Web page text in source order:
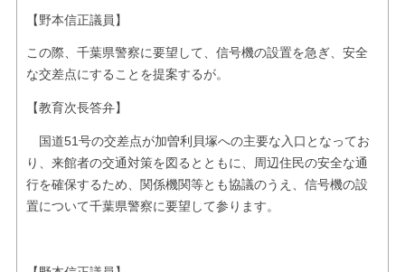
【野本信正議員】
この際、千葉県警察に要望して、信号機の設置を急ぎ、安全
な交差点にすることを提案するが。
【教育次長答弁】
国道51号の交差点が加曽利貝塚への主要な入口となってお
り、来館者の交通対策を図るとともに、周辺住民の安全な通
行を確保するため、関係機関等とも協議のうえ、信号機の設
置について千葉県警察に要望して参ります。